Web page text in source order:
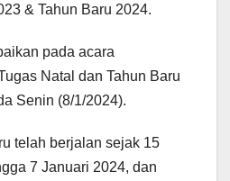
& Tahun Baru 2024.
pada acara
Natal dan Tahun Baru
Senin (8/1/2024).
telah berjalan sejak 15
7 Januari 2024, dan